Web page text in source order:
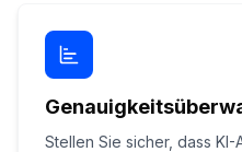
Stellen Sie sicher, dass